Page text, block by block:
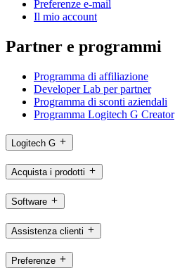
Preferenze e-mail
Il mio account
Partner e programmi
Programma di affiliazione
Developer Lab per partner
Programma di sconti aziendali
Programma Logitech G Creator
Logitech G
Acquista i prodotti
Software
Assistenza clienti
Preferenze